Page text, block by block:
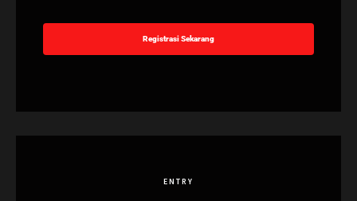
Registrasi Sekarang
ENTRY